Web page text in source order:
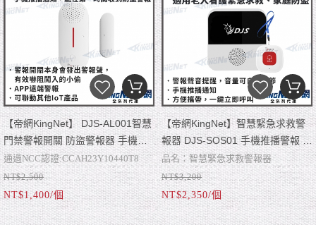
報
四種警報模式，靈敏紅外線偵測
可多人共享，同時掌握即時狀況
繩）
【帝網KingNet】 DJS-AL001智慧
門禁警報開關 防盜警報器 手機
APP推播警報 遠端防盜警報 近端
防盜警報 開門推播通知 關門推播
通知
通過NCC認證:CCAH23Y10440T8
警報開關本身會發出警報聲
手機推播通知
可聯動其他IoT產品
近端：警報開關本身會發出警報聲，
NT$2,500
NT$1,400/個
【帝網KingNet】智慧緊急求救警
報器 DJS-SOS01 手機推播警報 無
線智慧防盜主機 緊急呼叫器 老人
看護緊急求救系統
品名：智慧緊急求救警報器
型號：DJS-SOS01
通過NCC認證:CCAH23Y10440T8
■ 警報聲音提醒，音量可自由調節
NT$3,200
NT$2,350/個